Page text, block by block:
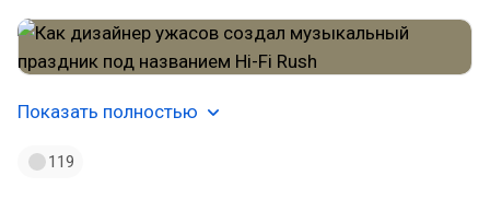
Показать полностью
119